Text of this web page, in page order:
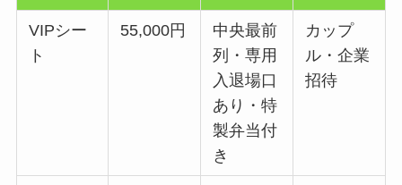
VIPシー
ト
55,000円
中央最前
列・専用
入退場口
あり・特
製弁当付
き
カップ
ル・企業
招待